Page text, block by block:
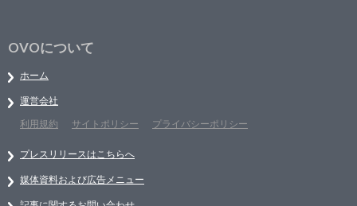
OVOについて
ホーム
運営会社
利用規約
サイトポリシー プライバシーポリシー
プレスリリースはこちらへ
媒体資料および広告メニュー